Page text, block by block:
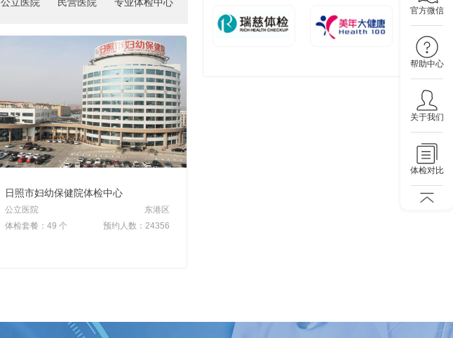
官方微信
帮助中心
关于我们
体检对比
日照市妇幼保健院体检中心
公立医院
东港区
体检套餐：49 个
预约人数：24356